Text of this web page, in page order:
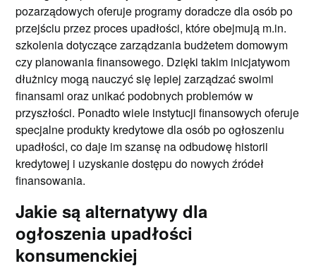
pozarządowych oferuje programy doradcze dla osób po
przejściu przez proces upadłości, które obejmują m.in.
szkolenia dotyczące zarządzania budżetem domowym
czy planowania finansowego. Dzięki takim inicjatywom
dłużnicy mogą nauczyć się lepiej zarządzać swoimi
finansami oraz unikać podobnych problemów w
przyszłości. Ponadto wiele instytucji finansowych oferuje
specjalne produkty kredytowe dla osób po ogłoszeniu
upadłości, co daje im szansę na odbudowę historii
kredytowej i uzyskanie dostępu do nowych źródeł
finansowania.
Jakie są alternatywy dla
ogłoszenia upadłości
konsumenckiej